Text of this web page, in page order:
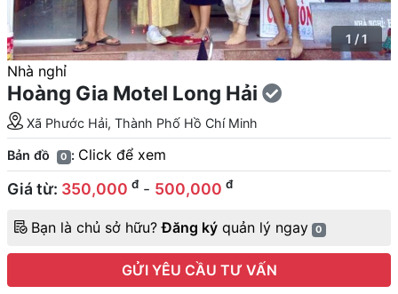
1 / 1
Nhà nghỉ
Hoàng Gia Motel Long Hải
Xã Phước Hải, Thành Phố Hồ Chí Minh
Bản đồ 0 : Click để xem
Giá từ: 350,000 đ - 500,000 đ
Bạn là chủ sở hữu?Đăng ký quản lý ngay 0
GỬI YÊU CẦU TƯ VẤN